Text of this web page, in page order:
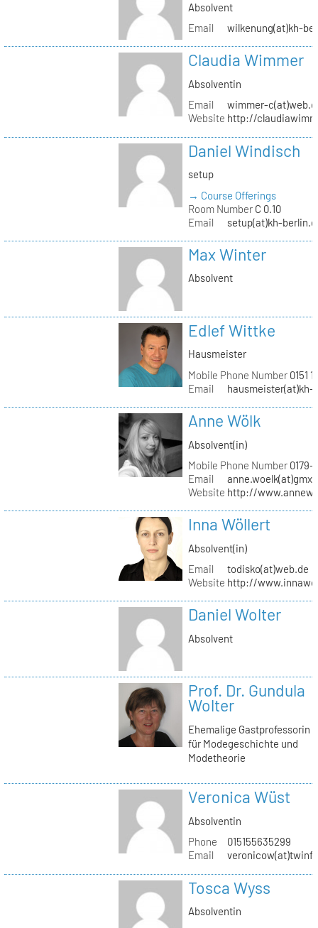
Absolvent
Email
wilkenung(at)kh-
Claudia Wimmer
Absolventin
Email
wimmer-
Website http://
Daniel Windisch
setup
→ Course Offerings
Room NumberC 0.10
Email
setup(at)kh-
Max Winter
Absolvent
Edlef Wittke
Hausmeister
Mobile Phone Number0151
Email
hausmeister(at)kh-
Anne Wölk
Absolvent(in)
Mobile Phone Number0179-
Email
Website http://
Inna Wöllert
Absolvent(in)
Email
todisko(at)web.de
Website http://
Daniel Wolter
Absolvent
Prof. Dr. Gundula
Wolter
Ehemalige Gastprofessorin
für Modegeschichte und
Modetheorie
Veronica Wüst
Absolventin
Phone
015155635299
Email
Tosca Wyss
Absolventin